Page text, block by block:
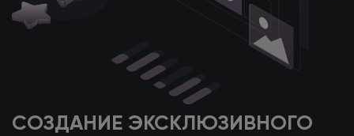
СОЗДАНИЕ ЭКСКЛЮЗИВНОГО